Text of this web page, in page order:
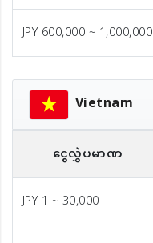
JPY 600,000 ~ 1,000,000
Vietnam
ငွေလွှဲပမာဏ
JPY 1 ~ 30,000